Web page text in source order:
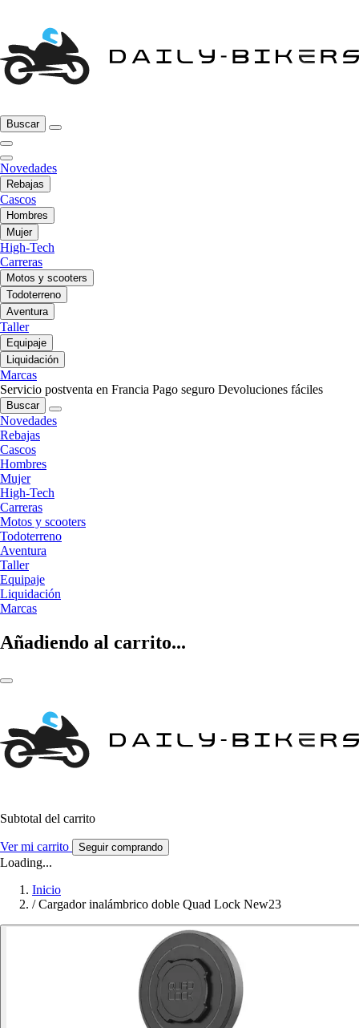
Buscar
Novedades
Rebajas
Cascos
Hombres
Mujer
High-Tech
Carreras
Motos y scooters
Todoterreno
Aventura
Taller
Equipaje
Liquidación
Marcas
Servicio postventa en Francia Pago seguro Devoluciones fáciles
Buscar
Novedades
Rebajas
Cascos
Hombres
Mujer
High-Tech
Carreras
Motos y scooters
Todoterreno
Aventura
Taller
Equipaje
Liquidación
Marcas
Añadiendo al carrito...
Subtotal del carrito
Ver mi carrito Seguir comprando
Loading...
Inicio
/ Cargador inalámbrico doble Quad Lock New23